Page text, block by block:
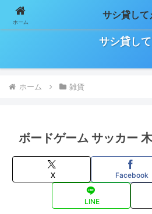
日々の気になること、お役立ち情報などを
サシ貸して
ホーム 雑貨
ボードゲーム サッカー
X Facebook
LINE
ホーム
サシ貸して